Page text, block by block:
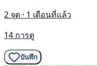
2 จุด · 1 เดือนที่แล้ว
14 การดู
บันทึก